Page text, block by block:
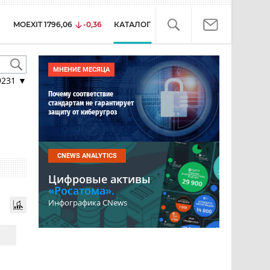
MOEXIT 1796,06 -0,36 КАТАЛОГ
▼
МНЕНИЕ МЕСЯЦА
Почему соответствие
стандартам не гарантирует
защиту от киберугроз
CNEWS ANALYTICS
Цифровые активы
«Росатома».
Инфографика CNews